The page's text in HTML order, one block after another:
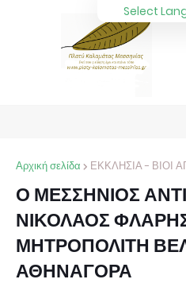
Αρχική σελίδα ΕΚΚΛΗΣΙΑ - ΒΙΟΙ
Ο ΜΕΣΣΗΝΙΟΣ
ΝΙΚΟΛΑΟΣ
ΜΗΤΡΟΠΟΛΙΤΗ
ΑΘΗΝΑΓΟΡΑ
Select